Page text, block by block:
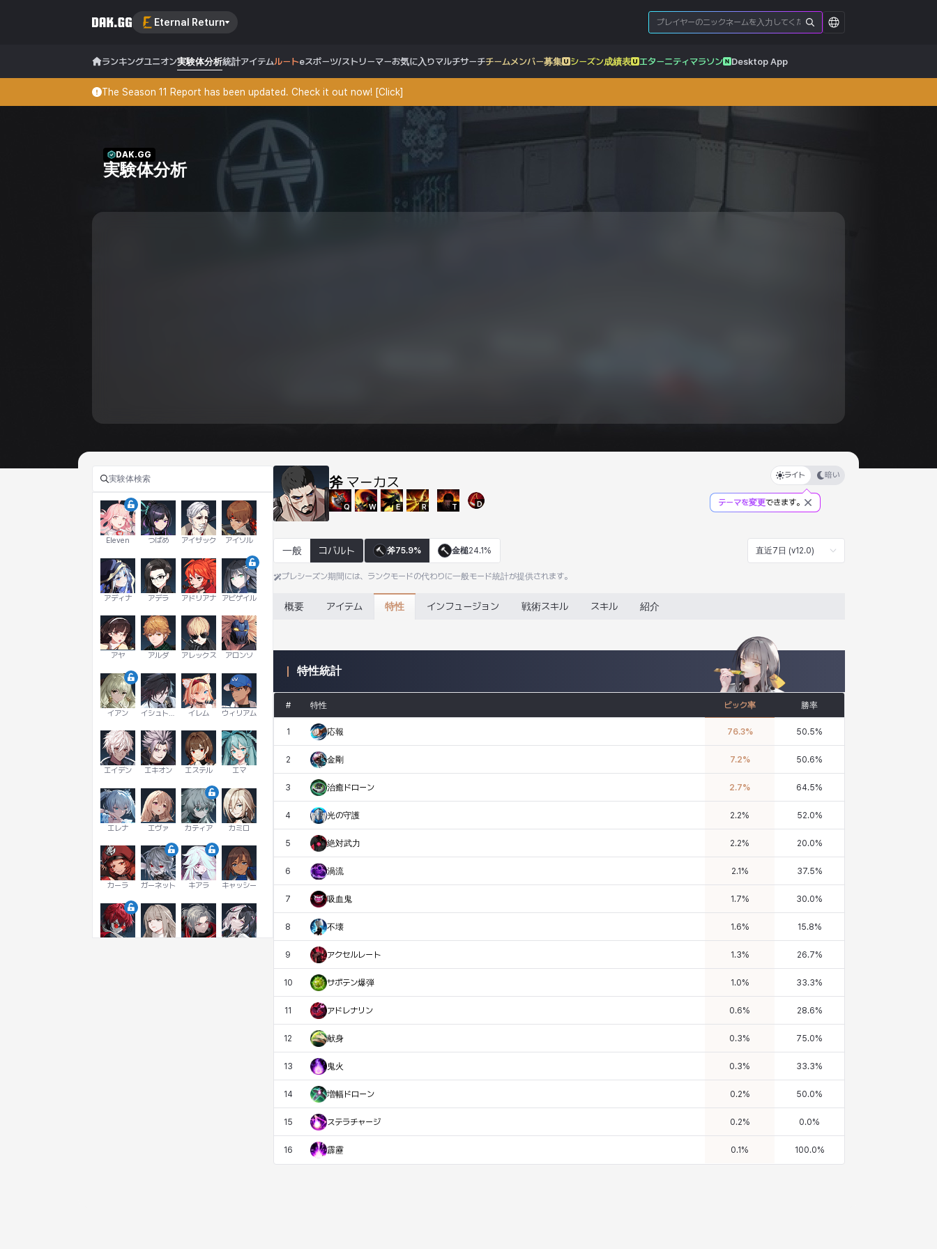
Eternal Return
ランキングユニオン実験体分析統計アイテムルートeスポーツ/ストリーマーお気に入りマルチサーチチームメンバー募集 シーズン成績表 エターニティマラソン Desktop App
The Season 11 Report has been updated. Check it out now! [Click]
DAK.GG
実験体分析
Eleven つばめ アイザック アイソル
アディナ アデラ アドリアナ アビゲイル
アヤ アルダ アレックス アロンソ
イアン イレム ウィリアム
エイデン エキオン エステル エマ
エレナ エヴァ カティア カミロ
カーラ ガーネット キアラ キャッシー
斧 マーカス
Q W E R T D
ライト 暗い
テーマを変更できます。
一般 コバルト 斧75.9% 金槌24.1% 直近7日 (v12.0)
プレシーズン期間には、ランクモードの代わりに一般モード統計が提供されます。
概要 アイテム 特性 インフュージョン 戦術スキル スキル 紹介
特性統計
# 特性 ピック率 勝率
1 応報 76.3% 50.5%
2 金剛 7.2% 50.6%
3 治癒ドローン 2.7% 64.5%
4 光の守護 2.2% 52.0%
5 絶対武力 2.2% 20.0%
6 渦流 2.1 % 37.5%
7 吸血鬼 1.7% 30.0%
8 不壊 1.6% 15.8%
9 アクセルレート 1.3% 26.7%
10 サボテン爆弾 1.0% 33.3%
11 アドレナリン 0.6% 28.6%
12 献身 0.3% 75.0%
13 鬼火 0.3% 33.3%
14 増幅ドローン 0.2% 50.0%
15 ステラチャージ 0.2% 0.0%
16 霹靂 0.1 % 100.0%